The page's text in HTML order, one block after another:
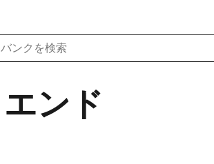
ンド